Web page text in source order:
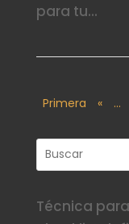
para tu...
Primera
« ...
Técnica